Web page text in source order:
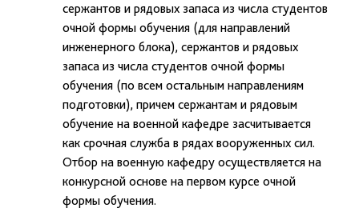
сержантов и рядовых запаса из числа студентов
очной формы обучения (для направлений
инженерного блока), сержантов и рядовых
запаса из числа студентов очной формы
обучения (по всем остальным направлениям
подготовки), причем сержантам и рядовым
обучение на военной кафедре засчитывается
как срочная служба в рядах вооруженных сил.
Отбор на военную кафедру осуществляется на
конкурсной основе на первом курсе очной
формы обучения.